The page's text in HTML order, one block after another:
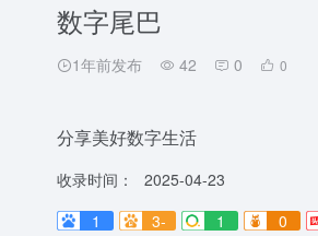
数字尾巴
1年前发布 42 0 0
分享美好数字生活
收录时间：
2025-04-23
1
3- 1 0